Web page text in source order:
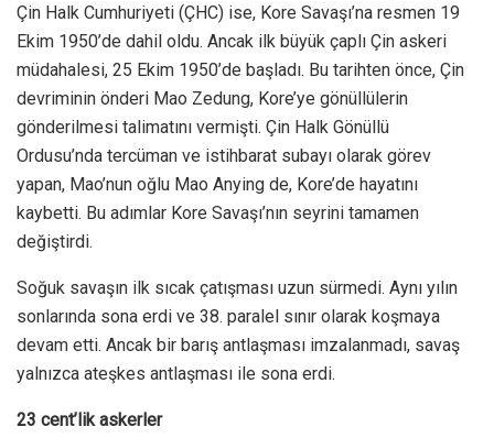
Çin Halk Cumhuriyeti (ÇHC) ise, Kore Savaşı’na resmen 19
Ekim 1950’de dahil oldu. Ancak ilk büyük çaplı Çin askeri
müdahalesi, 25 Ekim 1950’de başladı. Bu tarihten önce, Çin
devriminin önderi Mao Zedung, Kore’ye gönüllülerin
gönderilmesi talimatını vermişti. Çin Halk Gönüllü
Ordusu’nda tercüman ve istihbarat subayı olarak görev
yapan, Mao’nun oğlu Mao Anying de, Kore’de hayatını
kaybetti. Bu adımlar Kore Savaşı’nın seyrini tamamen
değiştirdi.
Soğuk savaşın ilk sıcak çatışması uzun sürmedi. Aynı yılın
sonlarında sona erdi ve 38. paralel sınır olarak koşmaya
devam etti. Ancak bir barış antlaşması imzalanmadı, savaş
yalnızca ateşkes antlaşması ile sona erdi.
23 cent’lik askerler